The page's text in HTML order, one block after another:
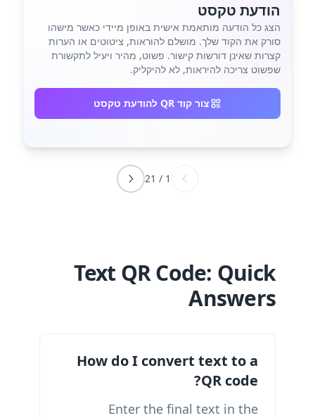
הודעת טקסט
הצג כל הודעה מותאמת אישית באופן מיידי כאשר מישהו
סורק את הקוד שלך. מושלם להוראות, ציטוטים או הערות
קצרות שאינן דורשות קישור. פשוט, מהיר ויעיל לתקשורת
שפשוט צריכה להיראות, לא להיקליק.
צור קוד QR להודעת טקסט
1
/
21
Text QR Code: Quick
Answers
How do I convert text to a
QR code?
Enter the final text in the